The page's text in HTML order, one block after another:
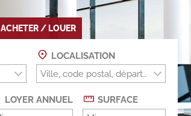
ACHETER / LOUER
LOCALISATION
LOYER ANNUEL SURFACE